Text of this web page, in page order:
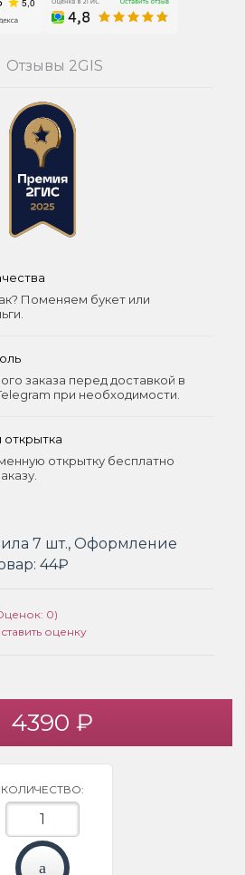
Отзывы 2GIS
Поменяем букет или
заказа перед доставкой в
при необходимости.
открытка
открытку бесплатно
7 шт., Оформление
44₽
0)
оценку
4390 ₽
КОЛИЧЕСТВО: